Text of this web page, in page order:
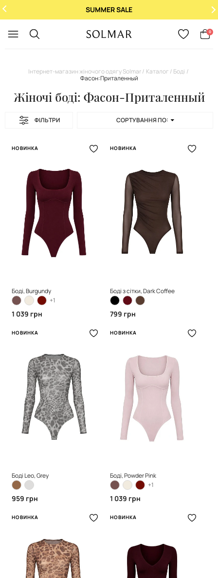
SUMMER SALE
0
Інтернет-магазин жіночого одягу Solmar Каталог
Боді
Фасон:Приталенный
Жіночі боді: Фасон-Приталенный
ФІЛЬТРИ СОРТУВАННЯ ПО:
НОВИНКА
Боді, Burgundy
+1
1 039 грн
НОВИНКА
Боді з сітки, Dark Coffee
799 грн
НОВИНКА
Боді Leo, Grey
959 грн
НОВИНКА
Боді, Powder Pink
+1
1 039 грн
НОВИНКА НОВИНКА